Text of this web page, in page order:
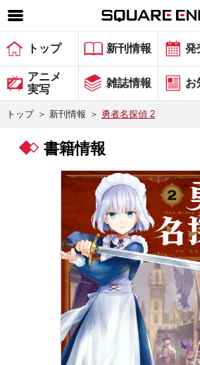
SQUARE ENIX 公式サイトメニ
ゲーム
マガジン＆ブックス
グッズ
会社情報 採用
スクウェア・エニックス サイト内検索
トップ 新刊情報 発
アニメ
実写
雑誌情報 お
トップ ＞ 新刊情報 ＞ 勇者名探偵 2
書籍情報